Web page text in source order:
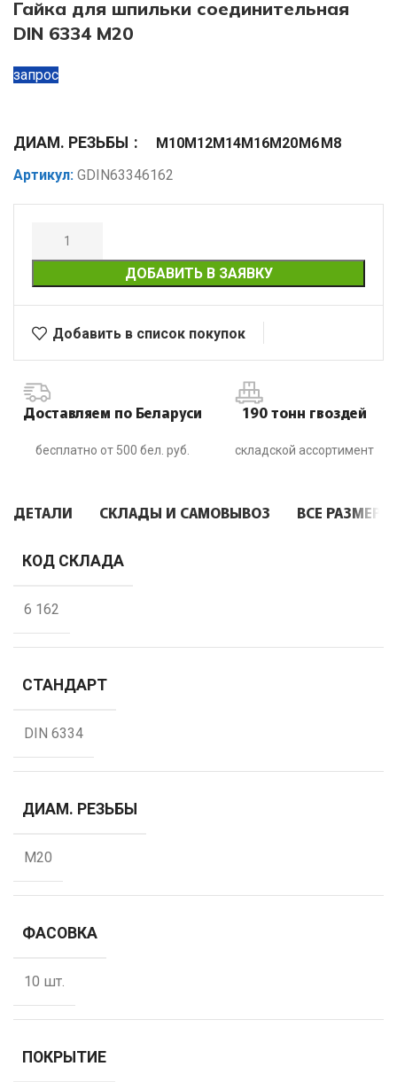
Гайка для шпильки соединительная
DIN 6334 М20
запрос
ДИАМ. РЕЗЬБЫ М10М12М14М16М20М6М8
Артикул: GDIN63346162
ДОБАВИТЬ В ЗАЯВКУ
Добавить в список покупок
Доставляем по Беларуси
бесплатно от 500 бел. руб.
190 тонн гвоздей
складской ассортимент
ДЕТАЛИ СКЛАДЫ И САМОВЫВОЗ ВСЕ РАЗМЕРЫ
КОД СКЛАДА
6 162
СТАНДАРТ
DIN 6334
ДИАМ. РЕЗЬБЫ
М20
ФАСОВКА
10 шт.
ПОКРЫТИЕ